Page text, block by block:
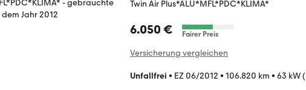
Twin Air Plus*ALU*MFL*PDC*KLIMA*
6.050 € Fairer Preis
Versicherung vergleichen
Unfallfrei • EZ 06/2012 • 106.820 km • 63 kW